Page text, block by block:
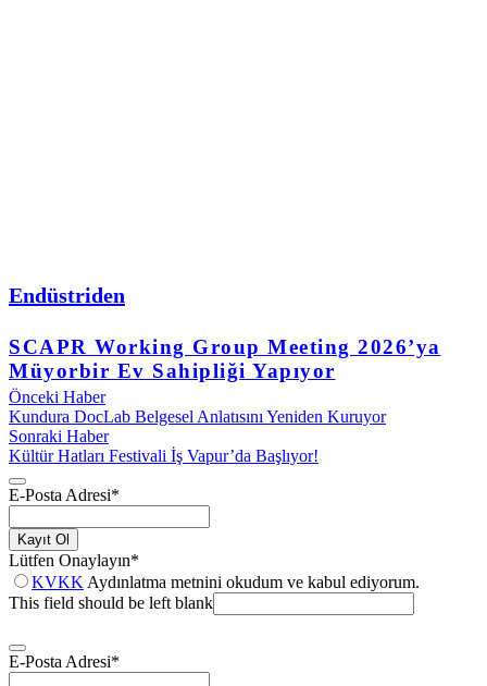
Endüstriden
SCAPR Working Group Meeting 2026’ya
Müyorbir Ev Sahipliği Yapıyor
Önceki Haber
Kundura DocLab Belgesel Anlatısını Yeniden Kuruyor
Sonraki Haber
Kültür Hatları Festivali İş Vapur’da Başlıyor!
E-Posta Adresi*
Kayıt Ol
Lütfen Onaylayın*
KVKK Aydınlatma metnini okudum ve kabul ediyorum.
This field should be left blank
E-Posta Adresi*